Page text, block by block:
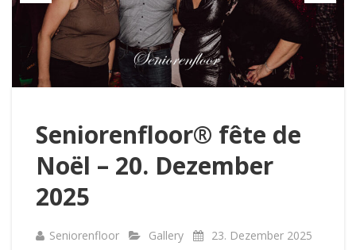
Seniorenfloor® fête de
Noël – 20. Dezember
2025
Seniorenfloor Gallery 23. Dezember 2025